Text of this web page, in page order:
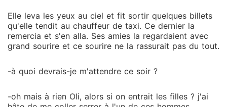
Elle leva les yeux au ciel et fit sortir quelques billets
qu'elle tendit au chauffeur de taxi. Ce dernier la
remercia et s'en alla. Ses amies la regardaient avec
grand sourire et ce sourire ne la rassurait pas du tout.
-à quoi devrais-je m'attendre ce soir ?
-oh mais à rien Oli, alors si on entrait les filles ? j'ai